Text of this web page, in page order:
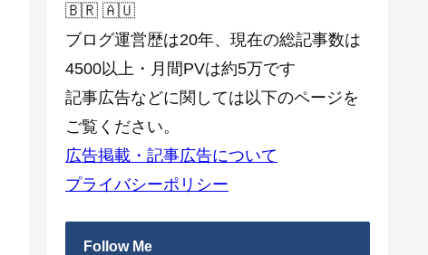
🇧🇷 🇦🇺
ブログ運営歴は20年、現在の総記事数は
4500以上・月間PVは約5万です
記事広告などに関しては以下のページを
ご覧ください。
広告掲載・記事広告について
プライバシーポリシー
Follow Me